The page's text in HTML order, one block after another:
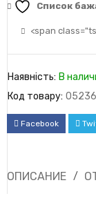
Список
<span
Наявність: В
Код товару: 05236
Facebook
ОПИСАНИЕ